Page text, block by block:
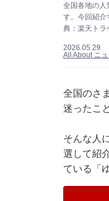
全国各地の人
す。今回紹介
典：楽天トラ
2026.05.29
All About ニ
全国のさ
迷ったこ
そんな人
選して紹
ている「